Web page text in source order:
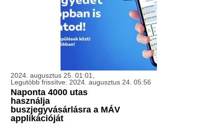
2024. augusztus 25. 01:01,
Legutóbb frissítve: 2024. augusztus 24. 05:56
Naponta 4000 utas
használja
buszjegyvásárlásra a MÁV
applikációját